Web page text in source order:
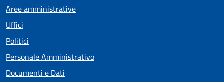
Aree amministrative
Uffici
Politici
Personale Amministrativo
Documenti e Dati